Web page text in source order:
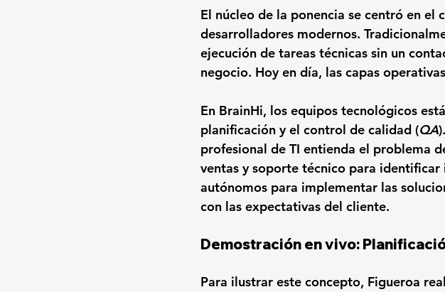
El núcleo de la ponencia se centró en
desarrolladores modernos.
ejecución de tareas técnicas sin un
negocio. Hoy en día, las capas
En BrainHi, los equipos tecnológicos
planificación y el control de calidad (QA
profesional de TI entienda el problema
ventas y soporte técnico para
autónomos para implementar las
con las expectativas del cliente.
Demostración en vivo:
Para ilustrar este concepto, Figueroa